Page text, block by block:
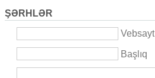
ŞƏRHLƏR
Vebsayt
Başlıq